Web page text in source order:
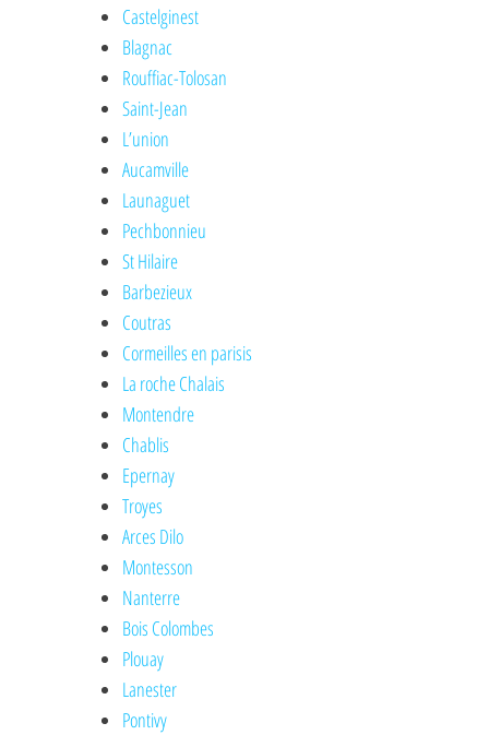
Castelginest
Blagnac
Rouffiac-Tolosan
Saint-Jean
L’union
Aucamville
Launaguet
Pechbonnieu
St Hilaire
Barbezieux
Coutras
Cormeilles en parisis
La roche Chalais
Montendre
Chablis
Epernay
Troyes
Arces Dilo
Montesson
Nanterre
Bois Colombes
Plouay
Lanester
Pontivy